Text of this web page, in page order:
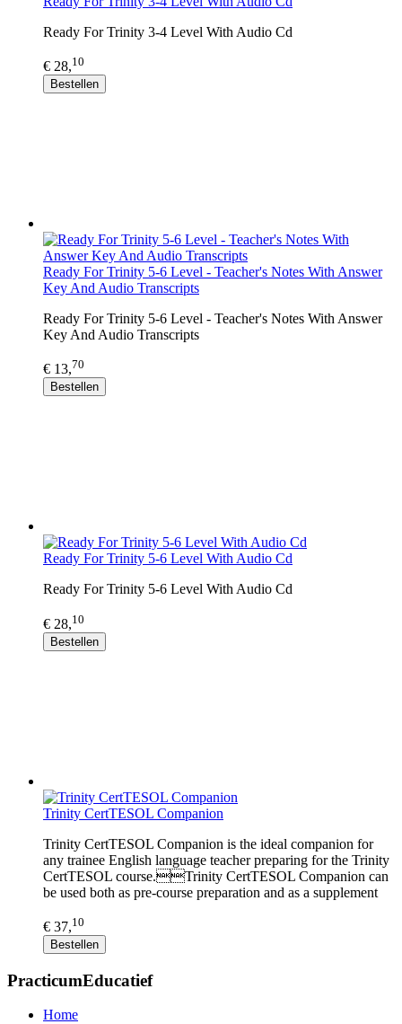
Ready For Trinity 3-4 Level With Audio Cd
€ 28,10
Bestellen
Ready For Trinity 5-6 Level - Teacher's Notes With Answer
Key And Audio Transcripts
Ready For Trinity 5-6 Level - Teacher's Notes With Answer
Key And Audio Transcripts
€ 13,70
Bestellen
Ready For Trinity 5-6 Level With Audio Cd
Ready For Trinity 5-6 Level With Audio Cd
€ 28,10
Bestellen
Trinity CertTESOL Companion
Trinity CertTESOL Companion is the ideal companion for
any trainee English language teacher preparing for the Trinity
CertTESOL course.Trinity CertTESOL Companion can
be used both as pre-course preparation and as a supplement
€ 37,10
Bestellen
PracticumEducatief
Home